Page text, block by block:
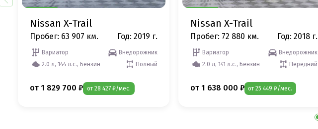
Nissan X-Trail
Пробег: 63 907 км. Год: 2019 г.
Вариатор
Внедорожник
2.0 л, 144 л.с., Бензин
Полный
от 1 829 700 ₽ от 28 427 ₽/мес.
Nissan X-Trail
Пробег: 72 880 км. Год: 2018 г.
Вариатор
Внедорожник
2.0 л, 141 л.с., Бензин
Передний
от 1 638 000 ₽ от 25 449 ₽/мес.